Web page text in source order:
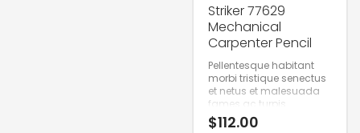
Striker 77629
Mechanical
Carpenter Pencil
Pellentesque habitant
morbi tristique senectus
et netus et malesuada
fames ac turpis.
$112.00